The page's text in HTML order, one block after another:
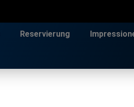
Reservierung